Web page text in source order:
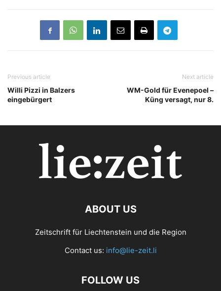
Previous article
Willi Pizzi in Balzers
eingebürgert
Next article
WM-Gold für Evenepoel –
Küng versagt, nur 8.
ABOUT US
Zeitschrift für Liechtenstein und die Region
Contact us: info@lie-zeit.li
FOLLOW US